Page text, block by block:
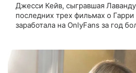
Джесси Кейв, сыгравшая
последних трех фильмах о
заработала на OnlyFans за год